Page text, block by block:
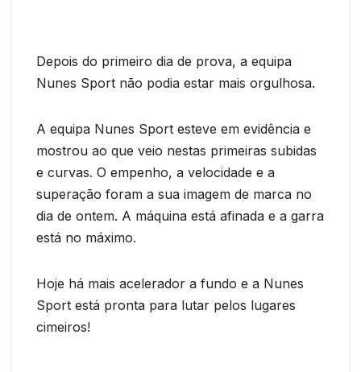
Depois do primeiro dia de prova, a equipa
Nunes Sport não podia estar mais orgulhosa.
A equipa Nunes Sport esteve em evidência e
mostrou ao que veio nestas primeiras subidas
e curvas. O empenho, a velocidade e a
superação foram a sua imagem de marca no
dia de ontem. A máquina está afinada e a garra
está no máximo.
Hoje há mais acelerador a fundo e a Nunes
Sport está pronta para lutar pelos lugares
cimeiros!